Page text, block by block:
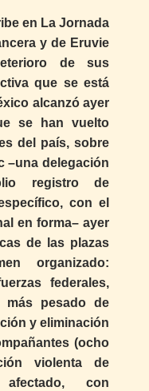
en La Jornada
y de Eruvie
de sus
que se está
alcanzó ayer
se han vuelto
del país, sobre
–una delegación
registro de
con el
en forma– ayer
de las plazas
organizado:
federales,
más pesado de
y eliminación
(ocho
violenta de
con